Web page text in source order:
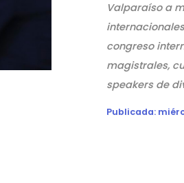
Valparaíso a
congreso
magistrales,
speakers de
Publicada: